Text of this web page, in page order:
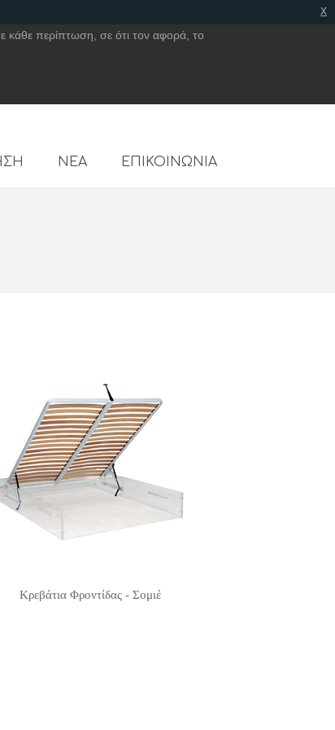
ΝΕΑ ΕΠΙΚΟΙΝΩΝΙΑ
Κρεβάτια Φροντίδας - Σομιέ
κάθε περίπτωση, σε ότι τον αφορά, το
x